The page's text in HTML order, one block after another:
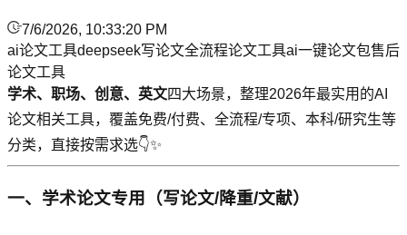
7/6/2026, 10:33:20 PM
ai论文工具deepseek写论文全流程论文工具ai一键论文包售后
论文工具
学术、职场、创意、英文四大场景，整理2026年最实用的AI
论文相关工具，覆盖免费/付费、全流程/专项、本科/研究生等
分类，直接按需求选👇✨
一、学术论文专用（写论文/降重/文献）